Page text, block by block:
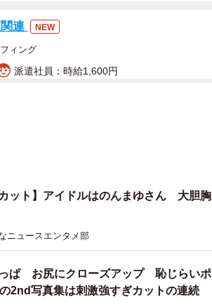
連 NEW
ィング
派遣社員：時給1,600円
カット】アイドルはのんまゆさん 大胆
ニュースエンタメ部
ぱ お尻にクローズアップ 恥じらい
2nd写真集は刺激強すぎカットの連続